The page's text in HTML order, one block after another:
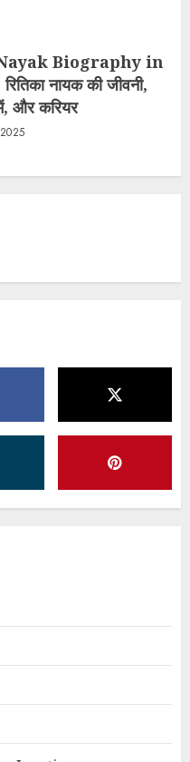
Biography in
नायक की जीवनी,
और करियर